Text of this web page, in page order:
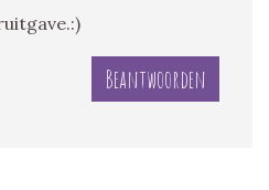
Beantwoorden